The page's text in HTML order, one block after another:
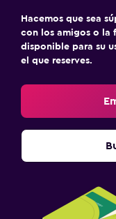
Hacemos que sea
con los amigos o la
disponible para su
el que reserves.